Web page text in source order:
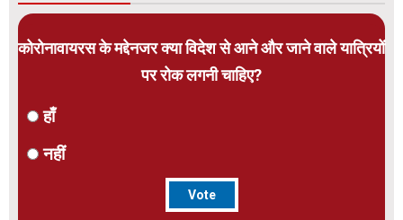
कोरोनावायरस के मद्देनजर क्या विदेश से आने और जाने वाले यात्रियों
पर रोक लगनी चाहिए?
हाँ
नहीं